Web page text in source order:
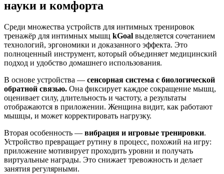
науки и комфорта
Среди множества устройств для интимных тренировок
тренажёр для интимных мышц kGoal выделяется сочетанием
технологий, эргономики и доказанного эффекта. Это
полноценный инструмент, который объединяет медицинский
подход и удобство домашнего использования.
В основе устройства — сенсорная система с биологической
обратной связью. Она фиксирует каждое сокращение мышц,
оценивает силу, длительность и частоту, а результаты
отображаются в приложении. Женщина видит, как работают
мышцы, и может корректировать нагрузку.
Вторая особенность — вибрация и игровые тренировки.
Устройство превращает рутину в процесс, похожий на игру:
приложение мотивирует проходить уровни и получать
виртуальные награды. Это снижает тревожность и делает
занятия регулярными.